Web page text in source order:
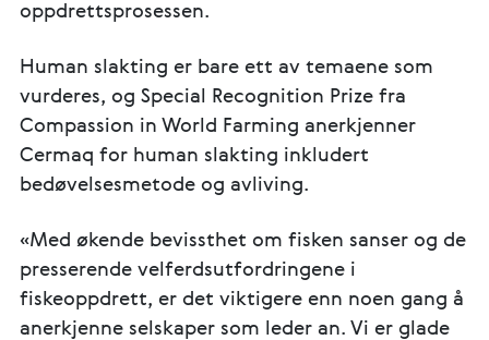
oppdrettsprosessen.
Human slakting er bare ett av temaene som
vurderes, og Special Recognition Prize fra
Compassion in World Farming anerkjenner
Cermaq for human slakting inkludert
bedøvelsesmetode og avliving.
«Med økende bevissthet om fisken sanser og de
presserende velferdsutfordringene i
fiskeoppdrett, er det viktigere enn noen gang å
anerkjenne selskaper som leder an. Vi er glade